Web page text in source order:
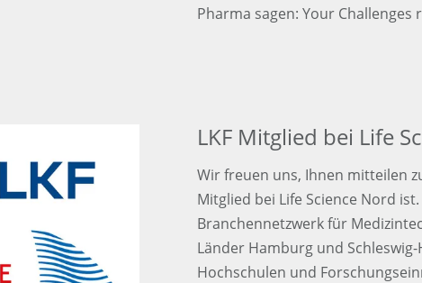
Pharma sagen: Your
LKF Mitglied bei Life
Wir freuen uns, Ihnen mitteilen
Mitglied bei Life Science Nord
Branchennetzwerk für
Länder Hamburg und
Hochschulen und